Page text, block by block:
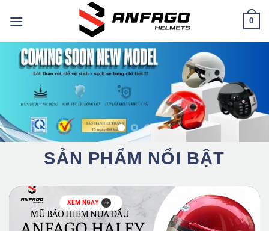
đến
dung
0
SẢN PHẨM NỔI BẬT
XEM NGAY